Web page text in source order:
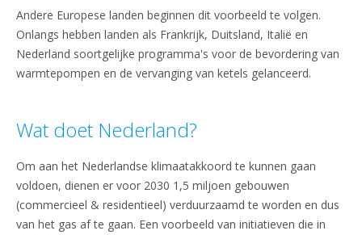
Andere Europese landen beginnen dit voorbeeld te volgen.
Onlangs hebben landen als Frankrijk, Duitsland, Italië en
Nederland soortgelijke programma's voor de bevordering van
warmtepompen en de vervanging van ketels gelanceerd.
Wat doet Nederland?
Om aan het Nederlandse klimaatakkoord te kunnen gaan
voldoen, dienen er voor 2030 1,5 miljoen gebouwen
(commercieel & residentieel) verduurzaamd te worden en dus
van het gas af te gaan. Een voorbeeld van initiatieven die in